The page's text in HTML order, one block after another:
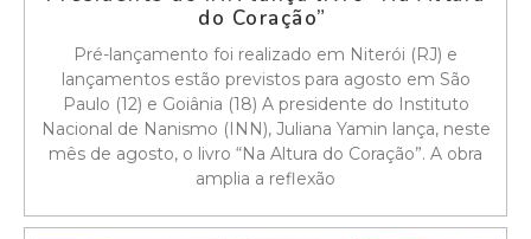
do Coração”
Pré-lançamento foi realizado em Niterói (RJ) e
lançamentos estão previstos para agosto em São
Paulo (12) e Goiânia (18) A presidente do Instituto
Nacional de Nanismo (INN), Juliana Yamin lança, neste
mês de agosto, o livro “Na Altura do Coração”. A obra
amplia a reflexão